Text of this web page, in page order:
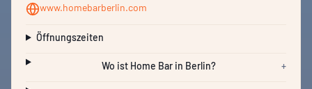
www.homebarberlin.com
Öffnungszeiten
Wo ist Home Bar in Berlin? +